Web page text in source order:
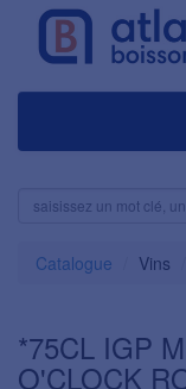
Catalogue Vins
*75CL IGP
O'CLOCK